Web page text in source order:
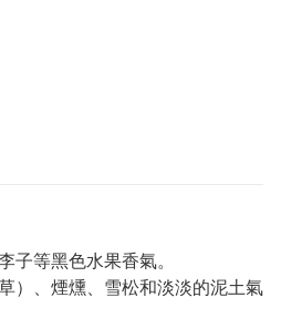
子等黑色水果香氣。
）、煙燻、雪松和淡淡的泥土氣